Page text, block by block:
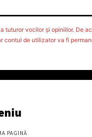
vocilor şi opiniilor. De
contul de utilizator va fi
PAGINĂ